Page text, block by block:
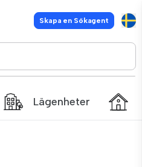
Skapa en Sökagent
Lägenheter